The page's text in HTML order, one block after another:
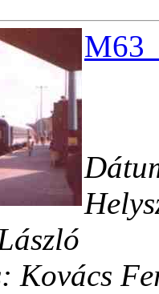
Kovács